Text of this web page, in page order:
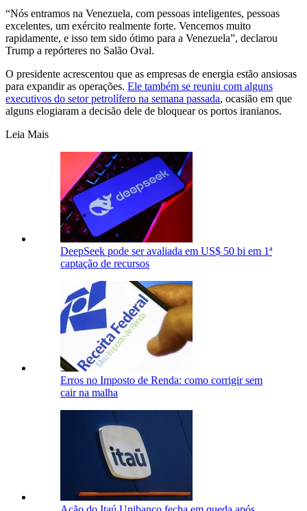
“Nós entramos na Venezuela, com pessoas inteligentes, pessoas
excelentes, um exército realmente forte. Vencemos muito
rapidamente, e isso tem sido ótimo para a Venezuela”, declarou
Trump a repórteres no Salão Oval.
O presidente acrescentou que as empresas de energia estão ansiosas
para expandir as operações. Ele também se reuniu com alguns
executivos do setor petrolífero na semana passada, ocasião em que
alguns elogiaram a decisão dele de bloquear os portos iranianos.
Leia Mais
DeepSeek pode ser avaliada em US$ 50 bi em 1ª
captação de recursos
Erros no Imposto de Renda: como corrigir sem
cair na malha